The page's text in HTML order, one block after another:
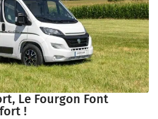
Le Fourgon Font
!